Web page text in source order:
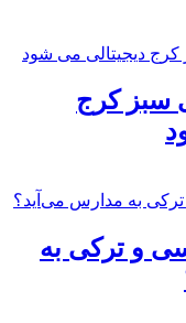
سبز کرج
و ترکی به